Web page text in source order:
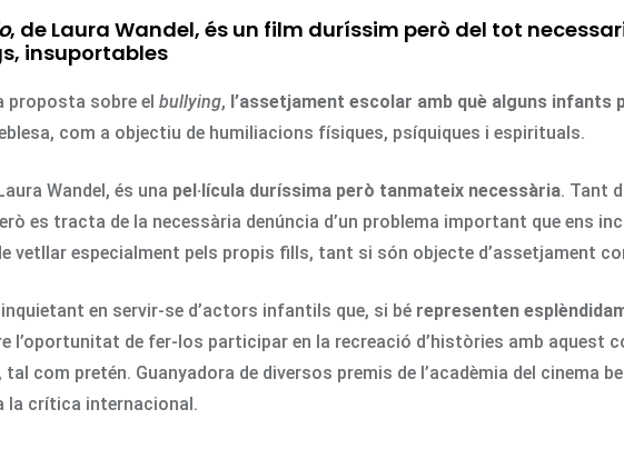
, de Laura Wandel, és un film duríssim però del tot
insuportables
proposta sobre el bullying, l’assetjament escolar amb què alguns infants
com a objectiu de humiliacions físiques, psíquiques i espirituals.
Wandel, és una pel·lícula duríssima però tanmateix necessària. Tant
es tracta de la necessària denúncia d’un problema important que ens
vetllar especialment pels propis fills, tant si són objecte d’assetjament
inquietant en servir-se d’actors infantils que, si bé representen
l’oportunitat de fer-los participar en la recreació d’històries amb aquest
tal com pretén. Guanyadora de diversos premis de l’acadèmia del cinema
la crítica internacional.